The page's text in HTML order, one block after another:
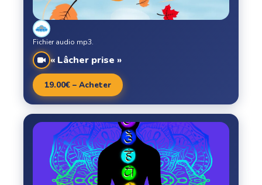
« Lâcher prise »
Fichier audio mp3.
19.00€ – Acheter